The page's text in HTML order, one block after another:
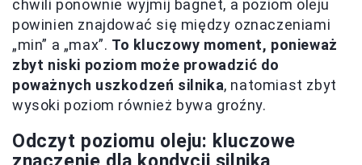
chwili ponownie wyjmij bagnet, a poziom oleju
powinien znajdować się między oznaczeniami
„min” a „max”. To kluczowy moment, ponieważ
zbyt niski poziom może prowadzić do
poważnych uszkodzeń silnika, natomiast zbyt
wysoki poziom również bywa groźny.
Odczyt poziomu oleju: kluczowe